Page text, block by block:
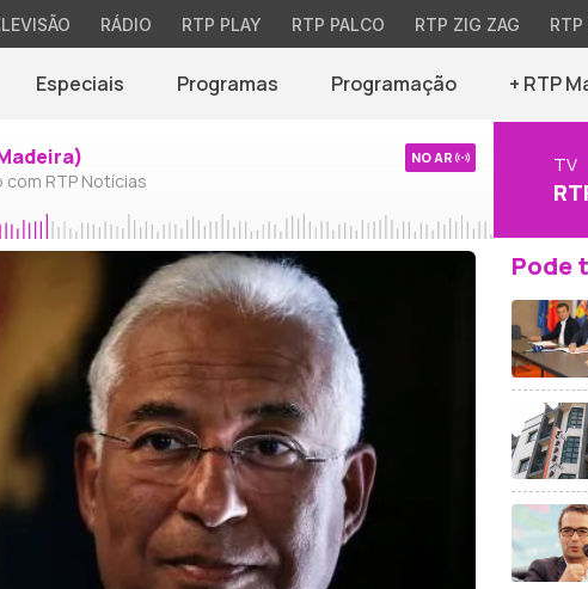
RÁDIO RTP PLAY RTP PALCO RTP ZIG ZAG RTP
Especiais Programas Programação + RTP
RTP Notícias
NO AR TV
Pode